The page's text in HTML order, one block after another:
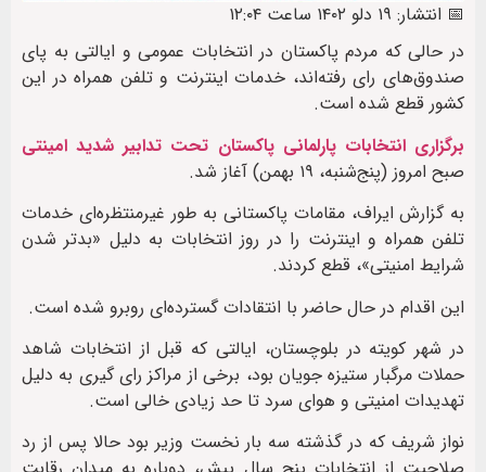
📅 انتشار: ۱۹ دلو ۱۴۰۲ ساعت ۱۲:۰۴
در حالی که مردم پاکستان در انتخابات عمومی و ایالتی به پای
صندوق‌های رای رفته‌اند، خدمات اینترنت و تلفن همراه در این
کشور قطع شده است.
برگزاری انتخابات پارلمانی پاکستان تحت تدابیر شدید امینتی
صبح امروز (پنج‌شنبه، ۱۹ بهمن) آغاز شد.
به گزارش ایراف، مقامات پاکستانی به طور غیرمنتظره‌ای خدمات
تلفن همراه و اینترنت را در روز انتخابات به دلیل «بدتر شدن
شرایط امنیتی»، قطع کردند.
این اقدام در حال حاضر با انتقادات گسترده‌ای روبرو شده است.
در شهر کویته در بلوچستان، ایالتی که قبل از انتخابات شاهد
حملات مرگبار ستیزه جویان بود، برخی از مراکز رای گیری به دلیل
تهدیدات امنیتی و هوای سرد تا حد زیادی خالی است.
نواز شریف که در گذشته سه بار نخست وزیر بود حالا پس از رد